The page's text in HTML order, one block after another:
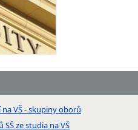
VŠ - skupiny oborů
ze studia na VŠ